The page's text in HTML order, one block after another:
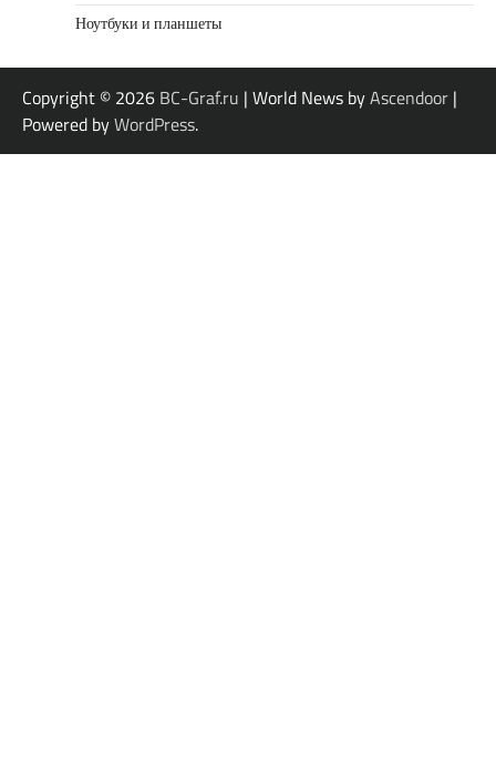
Ноутбуки и планшеты
Copyright © 2026 BC-Graf.ru | World News byAscendoor |
Powered byWordPress.